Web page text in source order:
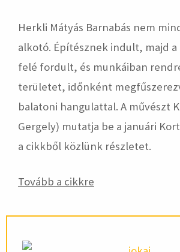
Herkli Mátyás Barnabás nem
alkotó. Építésznek indult, majd a
felé fordult, és munkáiban
területet, időnként
balatoni hangulattal. A művészt
Gergely) mutatja be a januári
a cikkből közlünk részletet.
Tovább a cikkre